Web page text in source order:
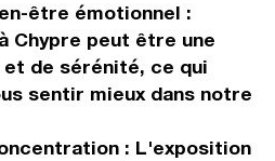
être émotionnel :
Chypre peut être une
de sérénité, ce qui
sentir mieux dans notre
: L'exposition